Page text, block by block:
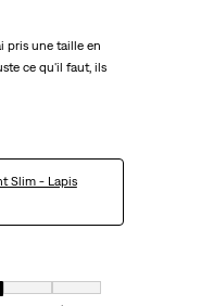
pris une taille en
ce qu'il faut, ils
Slim - Lapis
7 est égal à Très grand